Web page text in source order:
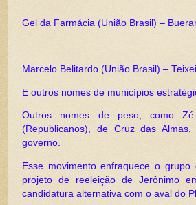
Gel da Farmácia (União Brasil) –
Marcelo Belitardo (União Brasil) –
E outros nomes de municípios
Outros nomes de peso, como
(Republicanos), de Cruz das
governo.
Esse movimento enfraquece o
projeto de reeleição de Jerônimo
candidatura alternativa com o aval do